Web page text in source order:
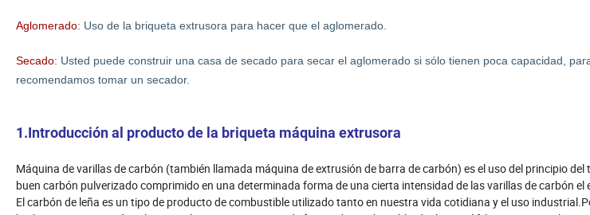
Aglomerado: Uso de la briqueta extrusora para hacer que el aglomerado.
Secado: Usted puede construir una casa de secado para secar el aglomerado si sólo tienen poca capacidad,
recomendamos tomar un secador.
1.Introducción al producto de la briqueta máquina extrusora
Máquina de varillas de carbón (también llamada máquina de extrusión de barra de carbón) es el uso del principio
buen carbón pulverizado comprimido en una determinada forma de una cierta intensidad de las varillas de carbón el
El carbón de leña es un tipo de producto de combustible utilizado tanto en nuestra vida cotidiana y el uso